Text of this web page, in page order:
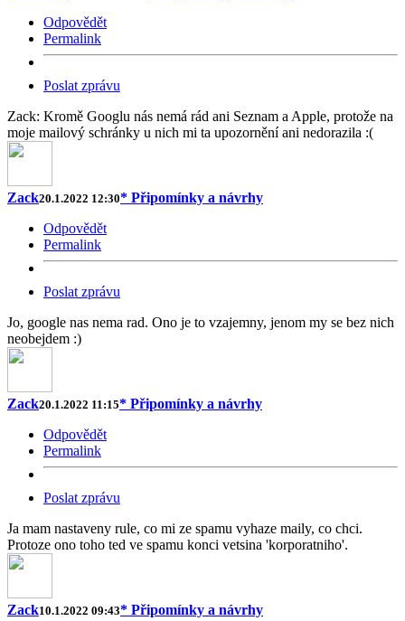
Odpovědět
Permalink
Poslat zprávu
Zack: Kromě Googlu nás nemá rád ani Seznam a Apple, protože na
moje mailový schránky u nich mi ta upozornění ani nedorazila :(
Zack20.1.2022 12:30* Připomínky a návrhy
Odpovědět
Permalink
Poslat zprávu
Jo, google nas nema rad. Ono je to vzajemny, jenom my se bez nich
neobejdem :)
Zack20.1.2022 11:15* Připomínky a návrhy
Odpovědět
Permalink
Poslat zprávu
Ja mam nastaveny rule, co mi ze spamu vyhaze maily, co chci.
Protoze ono toho ted ve spamu konci vetsina 'korporatniho'.
Zack10.1.2022 09:43* Připomínky a návrhy